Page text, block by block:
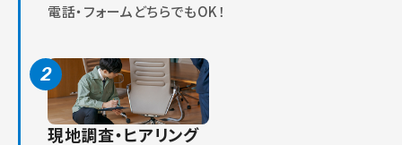
電話・フォームどちらでもOK！
2
現地調査・ヒアリング